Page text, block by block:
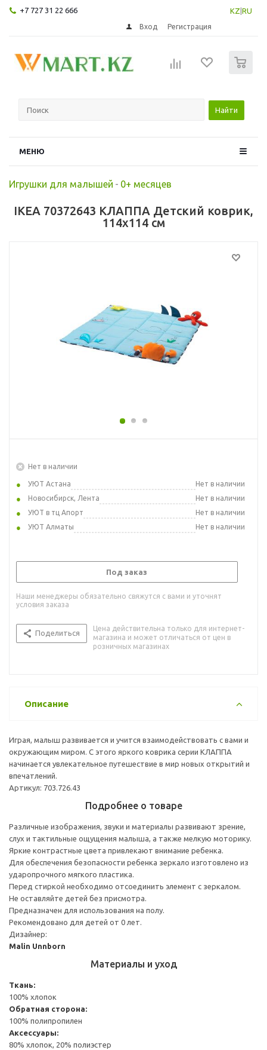
+7 727 31 22 666 KZ RU
Вход Регистрация
Найти
МЕНЮ
Игрушки для малышей - 0+ месяцев
IKEA 70372643 КЛАППА Детский коврик,
114x114 см
Нет в наличии
УЮТ Астана
Нет в наличии
Новосибирск, Лента
Нет в наличии
УЮТ в тц Апорт
Нет в наличии
УЮТ Алматы
Нет в наличии
Под заказ
Наши менеджеры обязательно свяжутся с вами и уточнят
условия заказа
Поделиться
Цена действительна только для интернет-
магазина и может отличаться от цен в
розничных магазинах
Описание
Играя, малыш развивается и учится взаимодействовать с вами и
окружающим миром. С этого яркого коврика серии КЛАППА
начинается увлекательное путешествие в мир новых открытий и
впечатлений.
Артикул: 703.726.43
Подробнее о товаре
Различные изображения, звуки и материалы развивают зрение,
слух и тактильные ощущения малыша, а также мелкую моторику.
Яркие контрастные цвета привлекают внимание ребенка.
Для обеспечения безопасности ребенка зеркало изготовлено из
ударопрочного мягкого пластика.
Перед стиркой необходимо отсоединить элемент с зеркалом.
Не оставляйте детей без присмотра.
Предназначен для использования на полу.
Рекомендовано для детей от 0 лет.
Дизайнер:
Malin Unnborn
Материалы и уход
Ткань:
100% хлопок
Обратная сторона:
100% полипропилен
Аксессуары:
80% хлопок, 20% полиэстер